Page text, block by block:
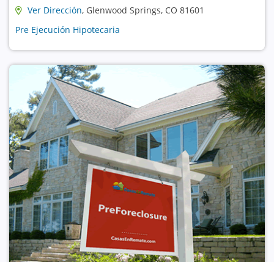
Ver Dirección, Glenwood Springs, CO 81601
Pre Ejecución Hipotecaria